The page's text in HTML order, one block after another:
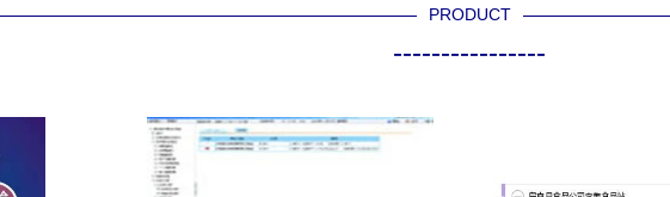
PRODUCT
----------------